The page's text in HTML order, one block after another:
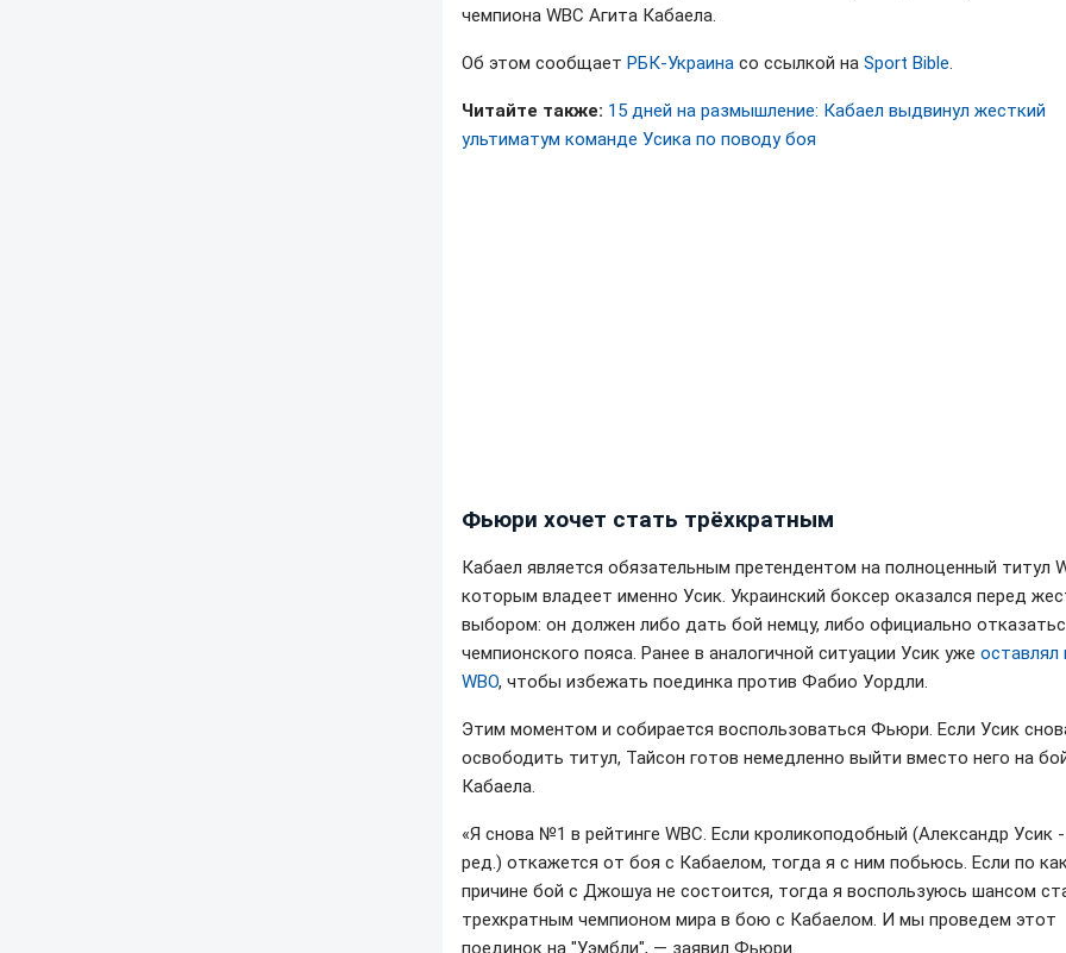
чемпиона WBC Агита Кабаела.
Об этом сообщает РБК-Украина со ссылкой на Sport Bible.
Читайте также: 15 дней на размышление: Кабаел выдвинул жесткий
ультиматум команде Усика по поводу боя
Фьюри хочет стать трёхкратным
Кабаел является обязательным претендентом на полноценный титул
которым владеет именно Усик. Украинский боксер оказался перед
выбором: он должен либо дать бой немцу, либо официально
чемпионского пояса. Ранее в аналогичной ситуации Усик уже оставлял
WBO, чтобы избежать поединка против Фабио Уордли.
Этим моментом и собирается воспользоваться Фьюри. Если Усик
освободить титул, Тайсон готов немедленно выйти вместо него на
Кабаела.
«Я снова №1 в рейтинге WBC. Если кроликоподобный (Александр Усик
ред.) откажется от боя с Кабаелом, тогда я с ним побьюсь. Если по
причине бой с Джошуа не состоится, тогда я воспользуюсь шансом
трехкратным чемпионом мира в бою с Кабаелом. И мы проведем этот